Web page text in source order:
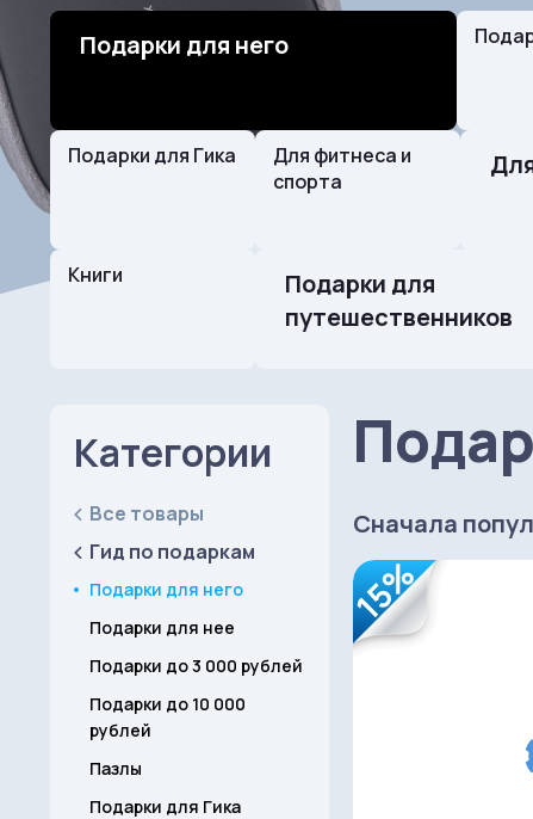
Подарки для него
Подарки для Гика
Для фитнеса и
спорта
Книги
Подарки для
путешественников
Категории
Все товары
Гид по подаркам
Подарки для него
Подарки для нее
Подарки до 3 000 рублей
Подарки до 10 000
рублей
Пазлы
Подарки для Гика
Сначала
15%